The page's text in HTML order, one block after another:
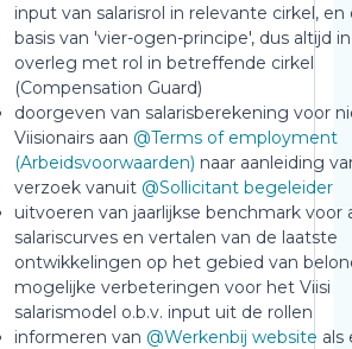
input van salarisrol in relevante cirkel, en
basis van 'vier-ogen-principe', dus altijd in
overleg met rol in betreffende cirkel
(Compensation Guard)
doorgeven van salarisberekening voor
Viisionairs aan @Terms of employment
(Arbeidsvoorwaarden) naar aanleiding
verzoek vanuit @Sollicitant begeleider
uitvoeren van jaarlijkse benchmark voor
salariscurves en vertalen van de laatste
ontwikkelingen op het gebied van
mogelijke verbeteringen voor het Viisi
salarismodel o.b.v. input uit de rollen
informeren van @Werkenbij website als